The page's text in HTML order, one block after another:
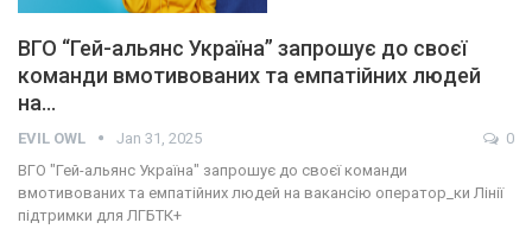
ВГО “Гей-альянс Україна” запрошує до своєї
команди вмотивованих та емпатійних людей
на…
EVIL OWL Jan 31, 2025
0
ВГО "Гей-альянс Україна" запрошує до своєї команди
вмотивованих та емпатійних людей на вакансію оператор_ки Лінії
підтримки для ЛГБТК+